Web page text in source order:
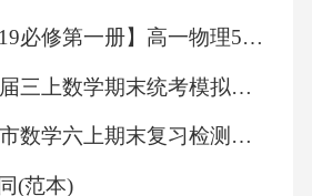
【人教版2019必修第一册】高一物理5共点力的平衡（教学设计）教案
平江县2027届三上数学期末统考模拟试题含解析
2027届铁岭市数学六上期末复习检测模拟试题含解析
(范本)